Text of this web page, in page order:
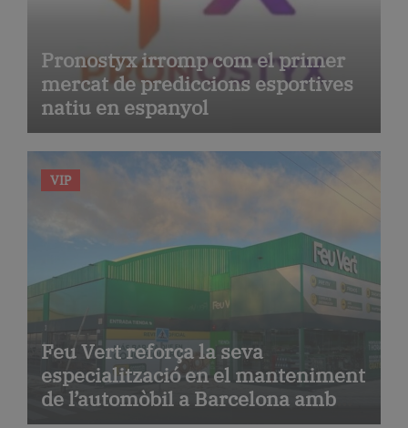
Pronostyx irromp com el primer
mercat de prediccions esportives
natiu en espanyol
VIP
Feu Vert reforça la seva
especialització en el manteniment
de l’automòbil a Barcelona amb
serveis de taller i mecànica